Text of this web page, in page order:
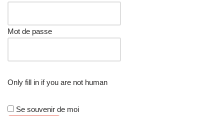
Mot de passe
Only fill in if you are not human
Se souvenir de moi